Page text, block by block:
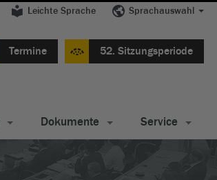
Leichte Sprache Sprachauswahl
Termine 52. Sitzungsperiode
Dokumente Service